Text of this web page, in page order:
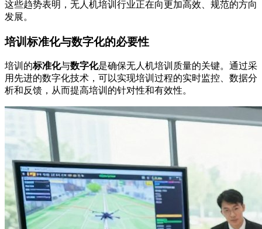
这些趋势表明，无人机培训行业正在向更加高效、规范的方向
发展。
培训标准化与数字化的必要性
培训的标准化与数字化是确保无人机培训质量的关键。通过采
用先进的数字化技术，可以实现培训过程的实时监控、数据分
析和反馈，从而提高培训的针对性和有效性。